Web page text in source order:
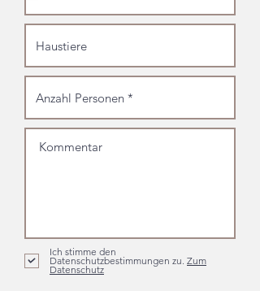
Ich stimme den
Datenschutzbestimmungen zu. Zum
Datenschutz